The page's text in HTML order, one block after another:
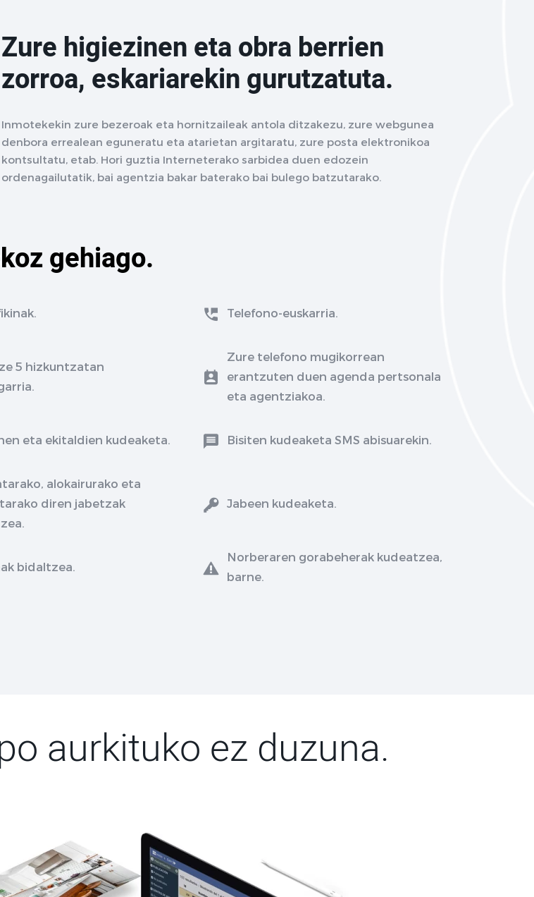
Zure higiezinen eta obra berrien
zorroa, eskariarekin gurutzatuta.
Inmotekekin zure bezeroak eta hornitzaileak antola ditzakezu, zure webgunea
denbora errealean eguneratu eta atarietan argitaratu, zure posta elektronikoa
kontsultatu, etab. Hori guztia Interneterako sarbidea duen edozein
ordenagailutatik, bai agentzia bakar baterako bai bulego batzutarako.
gehiago.
Telefono-euskarria.
5 hizkuntzatan
Zure telefono mugikorrean
erantzuten duen agenda pertsonala
eta agentziakoa.
eta ekitaldien kudeaketa. Bisiten kudeaketa SMS abisuarekin.
alokairurako eta
diren jabetzak
Jabeen kudeaketa.
bidaltzea.
Norberaren gorabeherak kudeatzea,
barne.
aurkituko ez duzuna.